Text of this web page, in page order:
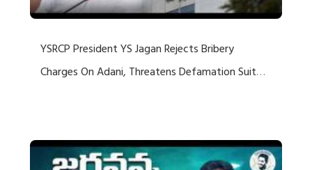
YSRCP President YS Jagan Rejects Bribery
Charges On Adani, Threatens Defamation Suit